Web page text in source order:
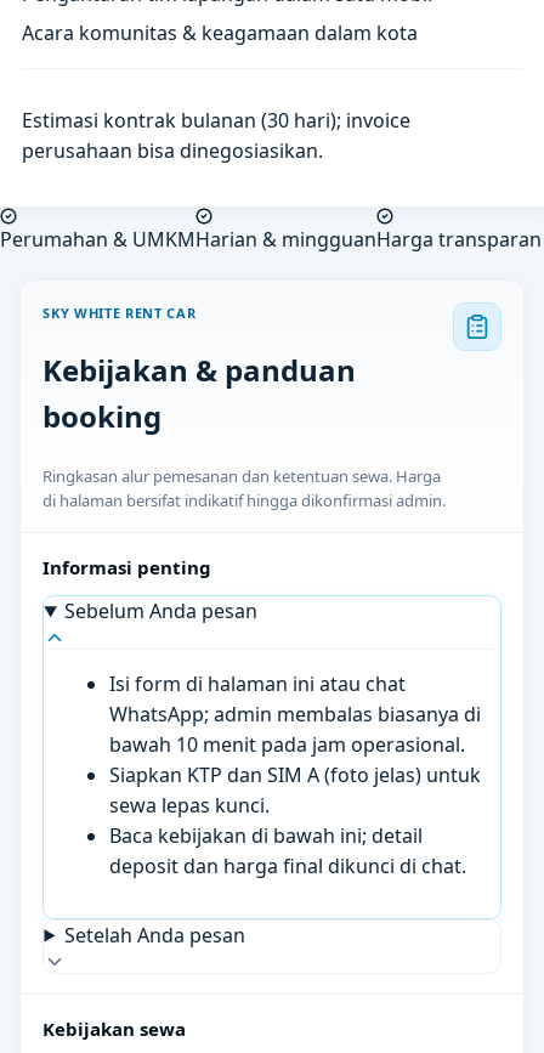
Acara komunitas & keagamaan dalam kota
Estimasi kontrak bulanan (30 hari); invoice
perusahaan bisa dinegosiasikan.
Perumahan & UMKMHarian & mingguanHarga transparan
SKY WHITE RENT CAR
Kebijakan & panduan
booking
Ringkasan alur pemesanan dan ketentuan sewa. Harga
di halaman bersifat indikatif hingga dikonfirmasi admin.
Informasi penting
Sebelum Anda pesan
Isi form di halaman ini atau chat
WhatsApp; admin membalas biasanya di
bawah 10 menit pada jam operasional.
Siapkan KTP dan SIM A (foto jelas) untuk
sewa lepas kunci.
Baca kebijakan di bawah ini; detail
deposit dan harga final dikunci di chat.
Setelah Anda pesan
Kebijakan sewa